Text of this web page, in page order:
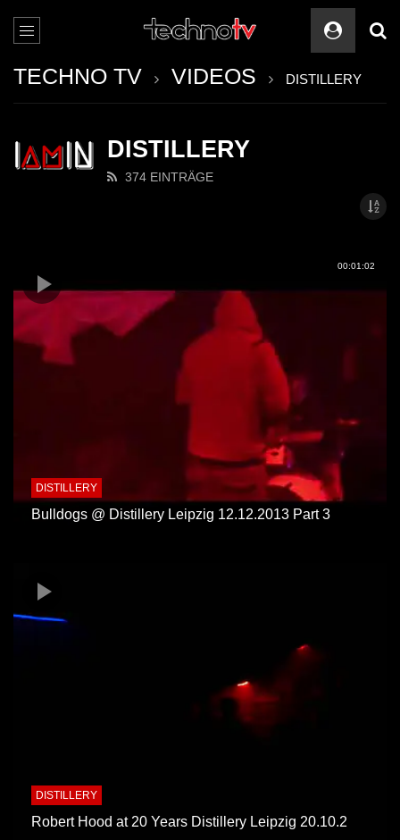
TECHNO TV VIDEOS DISTILLERY
DISTILLERY
374 EINTRÄGE
00:01:02
DISTILLERY
Bulldogs @ Distillery Leipzig 12.12.2013 Part 3
DISTILLERY
Robert Hood at 20 Years Distillery Leipzig 20.10.2